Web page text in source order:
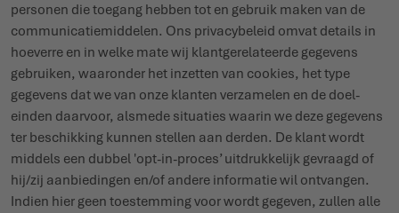
personen die toegang hebben tot en gebruik maken van de
commu­ni­ca­tie­middelen. Ons priva­cy­beleid omvat details in
hoeverre en in welke mate wij klant­ge­re­la­teerde gegevens
gebruiken, waaronder het inzetten van cookies, het type
gegevens dat we van onze klanten verzamelen en de doel­
einden daarvoor, alsmede situaties waarin we deze gegevens
ter beschikking kunnen stellen aan derden. De klant wordt
middels een dubbel 'opt-in-proces’ uitdruk­kelijk gevraagd of
hij/zij aanbie­dingen en/of andere informatie wil ontvangen.
Indien hier geen toestemming voor wordt gegeven, zullen alle